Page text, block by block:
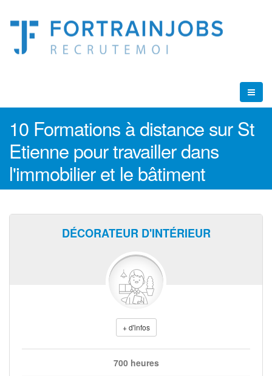
10 Formations à distance sur St
Etienne pour travailler dans
l'immobilier et le bâtiment
DÉCORATEUR D'INTÉRIEUR
+ d'infos
700 heures